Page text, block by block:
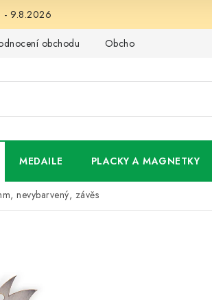
- 9.8.2026
obchodu Obchodní podmínky
MEDAILE PLACKY A MAGNETKY
nevybarvený, závěs